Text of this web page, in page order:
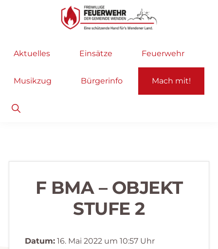
Hauptnavigation
Feuerwehr
helfen
selbstverständlich!
Aktuelles Einsätze Feuerwehr
Musikzug Bürgerinfo Mach mit!
Show
Search
F BMA – OBJEKT
STUFE 2
Datum:16. Mai 2022 um 10:57 Uhr